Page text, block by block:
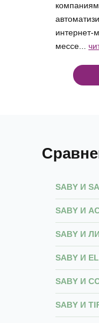
интернет-
мессе...
SABY И
SABY И
SABY И
SABY И
SABY И
SABY И